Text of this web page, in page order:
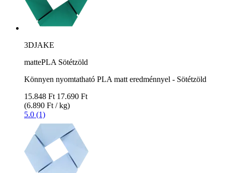
3DJAKE
mattePLA Sötétzöld
Könnyen nyomtatható PLA matt eredménnyel - Sötétzöld
15.848 Ft 17.690 Ft
(6.890 Ft / kg)
5.0 (1)